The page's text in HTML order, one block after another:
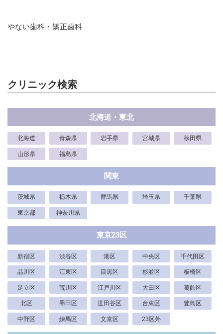
やない歯科・矯正歯科
クリニック検索
北海道・東北
北海道 青森県 岩手県 宮城県 秋田県
山形県 福島県
関東
茨城県 栃木県 群馬県 埼玉県 千葉県
東京都 神奈川県
東京23区
新宿区 渋谷区 港区 中央区 千代田区
品川区 江東区 目黒区 杉並区 板橋区
足立区 荒川区 江戸川区 大田区 葛飾区
北区 墨田区 世田谷区 台東区 豊島区
中野区 練馬区 文京区 23区外